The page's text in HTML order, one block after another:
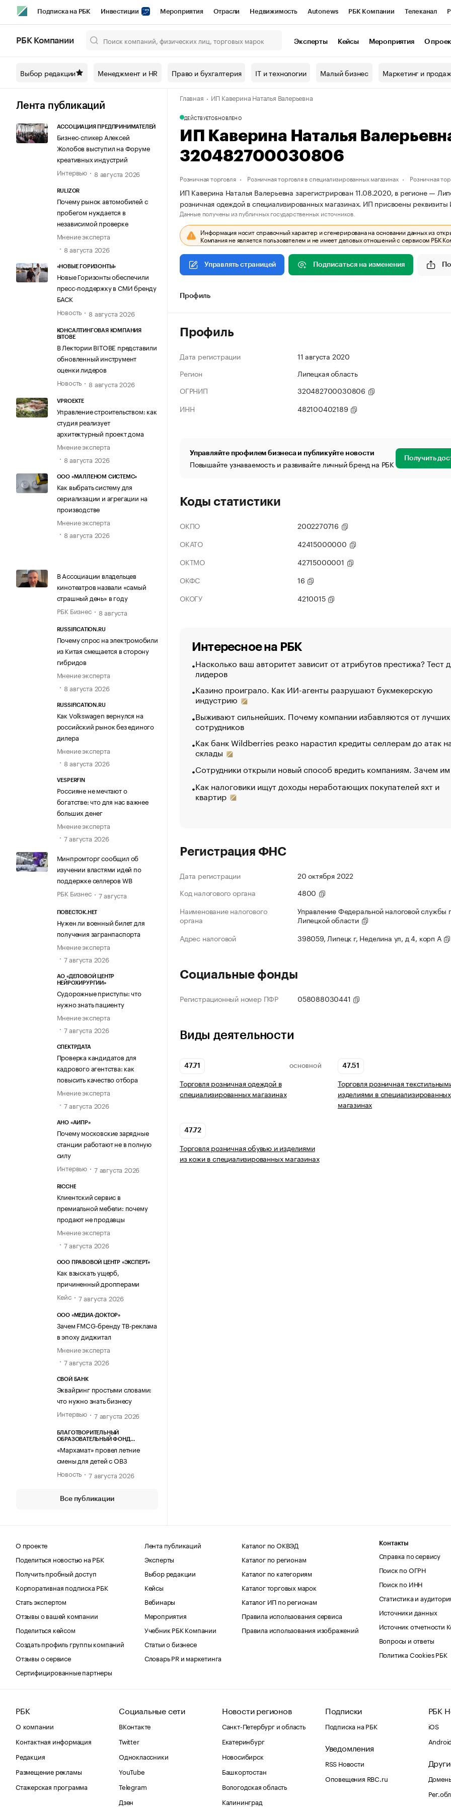
Подписка на РБК Инвестиции Мероприятия Отрасли Недвижимость Autonews РБК Компании Телеканал
Спецпроекты СПб Конференции СПб Спецпроекты Проверка контрагентов
Технологии и медиа Рынок наличной валюты
РБК Компании Эксперты Кейсы Мероприятия О
Выбор редакции Менеджмент и HR Право и бухгалтерия IT и технологии Малый бизнес Маркетинг и
Лента публикаций
АССОЦИАЦИЯ ПРЕДПРИНИМАТЕЛЕЙ
Бизнес-спикер Алексей
Жолобов выступил на Форуме
креативных индустрий
Интервью
8 августа 2026
RULIZOR
Почему рынок автомобилей с
пробегом нуждается в
независимой проверке
Мнение эксперта
8 августа 2026
«НОВЫЕ ГОРИЗОНТЫ»
Новые Горизонты обеспечили
пресс-поддержку в СМИ бренду
БАСК
Новость
8 августа 2026
КОНСАЛТИНГОВАЯ КОМПАНИЯ
BITOBE
В Лектории BITOBE представили
обновленный инструмент
оценки лидеров
Новость
8 августа 2026
VPROEKTE
Управление строительством: как
студия реализует
архитектурный проект дома
Мнение эксперта
8 августа 2026
ООО «МАЛЛЕНОМ СИСТЕМС»
Как выбрать систему для
сериализации и агрегации на
производстве
Мнение эксперта
8 августа 2026
В Ассоциации владельцев
кинотеатров назвали «самый
страшный день» в году
РБК Бизнес
8 августа
RUSSIFICATION.RU
Почему спрос на электромобили
из Китая смещается в сторону
гибридов
Мнение эксперта
8 августа 2026
RUSSIFICATION.RU
Как Volkswagen вернулся на
российский рынок без единого
дилера
Мнение эксперта
8 августа 2026
VESPERFIN
Россияне не мечтают о
богатстве: что для нас важнее
больших денег
Мнение эксперта
7 августа 2026
Минпромторг сообщил об
изучении властями идей по
поддержке селлеров WB
РБК Бизнес
7 августа
ПОВЕСТОК.НЕТ
Нужен ли военный билет для
получения загранпаспорта
Мнение эксперта
7 августа 2026
АО «ДЕЛОВОЙ ЦЕНТР
НЕЙРОХИРУРГИИ»
Судорожные приступы: что
нужно знать пациенту
Мнение эксперта
7 августа 2026
СПЕКТРДАТА
Проверка кандидатов для
кадрового агентства: как
повысить качество отбора
Мнение эксперта
7 августа 2026
АНО «АИПР»
Почему московские зарядные
станции работают не в полную
силу
Интервью
7 августа 2026
RICCHE
Клиентский сервис в
премиальной мебели: почему
продают не продавцы
Мнение эксперта
7 августа 2026
ООО ПРАВОВОЙ ЦЕНТР «ЭКСПЕРТ»
Как взыскать ущерб,
причиненный дропперами
Кейс
7 августа 2026
ООО «МЕДИА-ДОКТОР»
Зачем FMCG-бренду ТВ-реклама
в эпоху диджитал
Мнение эксперта
7 августа 2026
СВОЙ БАНК
Эквайринг простыми словами:
что нужно знать бизнесу
Интервью
7 августа 2026
БЛАГОТВОРИТЕЛЬНЫЙ
ОБРАЗОВАТЕЛЬНЫЙ ФОНД
«Мархамат» провел летние
смены для детей с ОВЗ
Новость
7 августа 2026
Все публикации
Главная ИП Каверина Наталья Валерьевна
ДЕЙСТВУЕТОБНОВЛЕНО
ИП Каверина Наталья
320482700030806
Розничная торговля Розничная торговля в специализированных магазинах Розничная
ИП Каверина Наталья Валерьевна зарегистрирован 11.08.2020, в регионе —
розничная одеждой в специализированных магазинах. ИП присвоены
Данные получены из публичных государственных источников.
Информация носит справочный характер и сгенерирована на основании данных из
Компания не является пользователем и не имеет деловых отношений с сервисом РБК
Управлять страницей Подписаться на изменения
Профиль
Профиль
Дата регистрации
11 августа 2020
Регион
Липецкая область
ОГРНИП
320482700030806
ИНН
482100402189
Управляйте профилем бизнеса и публикуйте новости
Повышайте узнаваемость и развивайте личный бренд на РБК Получить
Коды статистики
ОКПО
2002270716
ОКАТО
42415000000
ОКТМО
42715000001
ОКФС
16
ОКОГУ
4210015
Интересное на РБК
Насколько ваш авторитет зависит от атрибутов престижа? Тест
лидеров
Казино проиграло. Как ИИ-агенты разрушают букмекерскую
индустрию
Выживают сильнейших. Почему компании избавляются от лучших
сотрудников
Как банк Wildberries резко нарастил кредиты селлерам до атак
склады
Сотрудники открыли новый способ вредить компаниям. Зачем
Как налоговики ищут доходы неработающих покупателей яхт и
квартир
Регистрация ФНС
Дата регистрации
20 октября 2022
Код налогового органа
4800
Наименование налогового
органа
Управление Федеральной налоговой службы
Липецкой области
Адрес налоговой
398059, Липецк г, Неделина ул, д 4, корп А
Социальные фонды
Регистрационный номер ПФР 058088030441
Виды деятельности
47.71 ОСНОВНОЙ
Торговля розничная одеждой в
специализированных магазинах
47.51
Торговля розничная
изделиями в специализированных
магазинах
47.72
Торговля розничная обувью и изделиями
из кожи в специализированных магазинах
О проекте
Поделиться новостью на РБК
Получить пробный доступ
Корпоративная подписка РБК
Стать экспертом
Отзывы о вашей компании
Поделиться кейсом
Создать профиль группы компаний
Отзывы о сервисе
Сертифицированные партнеры
Лента публикаций
Эксперты
Выбор редакции
Кейсы
Вебинары
Мероприятия
Учебник РБК Компании
Статьи о бизнесе
Словарь PR и маркетинга
Каталог по ОКВЭД
Каталог по регионам
Каталог по категориям
Каталог торговых марок
Каталог ИП по регионам
Правила использования сервиса
Правила использования изображений
Контакты
Справка по сервису
Поиск по ОГРН
Поиск по ИНН
Статистика и
Источники данных
Источник отчетности
Вопросы и ответы
Политика Cookies РБК
РБК
О компании
Контактная информация
Редакция
Размещение рекламы
Стажерская программа
Социальные сети
ВКонтакте
Twitter
Одноклассники
YouTube
Telegram
Дзен
Новости регионов
Санкт-Петербург и область
Екатеринбург
Новосибирск
Башкортостан
Вологодская область
Калининград
Подписки
Подписка на РБК
Уведомления
RSS Новости
Оповещения RBC.ru
РБК
iOS